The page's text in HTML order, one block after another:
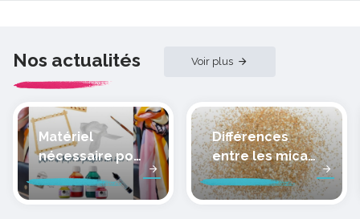
Nos actualités Voir plus
Matériel
nécessaire pour
peindre la soie
Différences
entre les micas
des pâtes
polymères